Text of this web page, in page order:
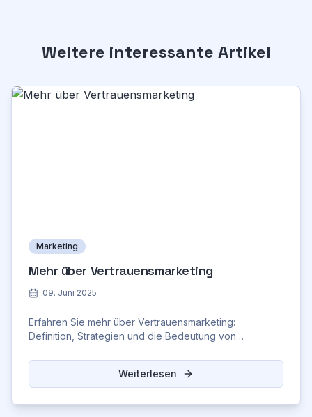
Weitere interessante Artikel
Marketing
Mehr über Vertrauensmarketing
09. Juni 2025
Erfahren Sie mehr über Vertrauensmarketing:
Definition, Strategien und die Bedeutung von
Weiterlesen